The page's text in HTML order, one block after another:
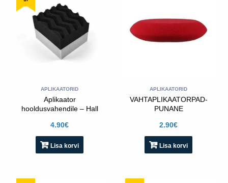
APLIKAATORID
Aplikaator
hooldusvahendile – Hall
4.90€
Lisa korvi
APLIKAATORID
VAHTAPLIKAATORPAD-
PUNANE
2.90€
Lisa korvi